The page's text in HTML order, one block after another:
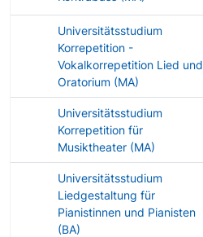
Universitätsstudium
Korrepetition -
Vokalkorrepetition Lied und
Oratorium (MA)
Universitätsstudium
Korrepetition für
Musiktheater (MA)
Universitätsstudium
Liedgestaltung für
Pianistinnen und Pianisten
(BA)